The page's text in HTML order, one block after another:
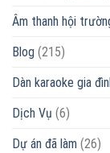
Âm thanh hội
Blog (215)
Dàn karaoke gia
Dịch Vụ (6)
Dự án đã làm (26)